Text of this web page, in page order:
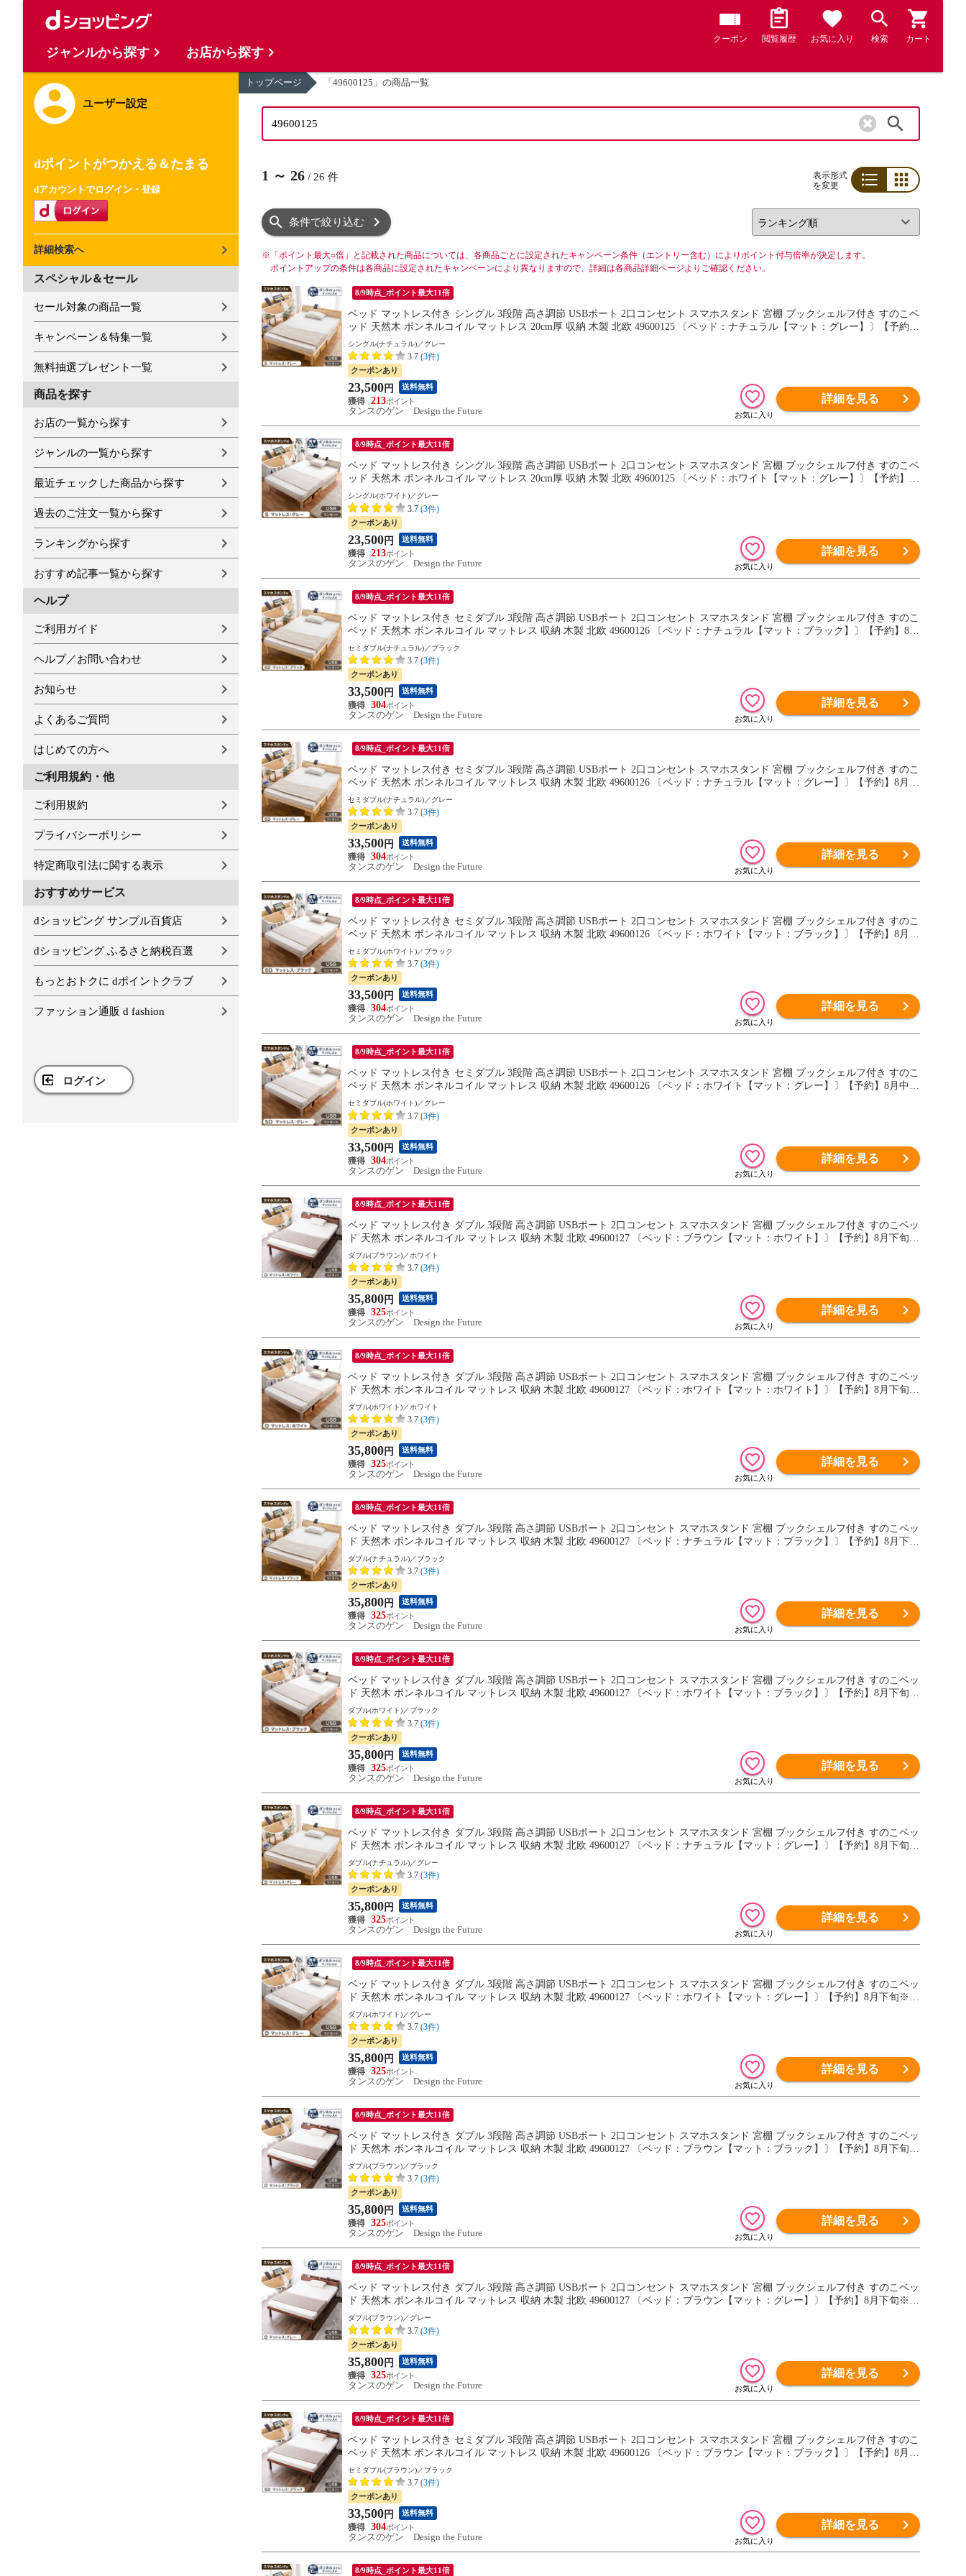
クーポン 閲覧履歴 お気に入り 検索 カート
ユーザー設定
dポイントがつかえる＆たまる
dアカウントでログイン・登録
詳細検索へ
スペシャル＆セール
セール対象の商品一覧
キャンペーン＆特集一覧
無料抽選プレゼント一覧
商品を探す
お店の一覧から探す
ジャンルの一覧から探す
最近チェックした商品から探す
過去のご注文一覧から探す
ランキングから探す
おすすめ記事一覧から探す
ヘルプ
ご利用ガイド
ヘルプ／お問い合わせ
お知らせ
よくあるご質問
はじめての方へ
ご利用規約・他
ご利用規約
プライバシーポリシー
特定商取引法に関する表示
おすすめサービス
dショッピング サンプル百貨店
dショッピング ふるさと納税百選
もっとおトクに dポイントクラブ
ファッション通販 d fashion
ログイン
トップページ 「49600125」の商品一覧
1 ～ 26 / 26 件
表示形式
を変更
条件で絞り込む
※ 「ポイント最大○倍」と記載された商品については、各商品ごとに設定されたキャンペーン条件（エントリー含む）によりポイント付与倍率が決定します。
ポイントアップの条件は各商品に設定されたキャンペーンにより異なりますので、詳細は各商品詳細ページよりご確認ください。
8/9時点_ポイント最大11倍
ベッド マットレス付き シングル 3段階 高さ調節 USBポート 2口コンセント スマホスタンド 宮棚 ブックシェルフ付き すのこベ
ッド 天然木 ボンネルコイル マットレス 20cm厚 収納 木製 北欧 49600125 〔ベッド：ナチュラル【マット：グレー】〕【予約】
9月中旬※9/20までに出荷予
シングル(ナチュラル)／グレー
3.7 (3件)
クーポンあり
23,500 円 送料無料
213
タンスのゲン Design the Future
詳細を見る
8/9時点_ポイント最大11倍
ベッド マットレス付き シングル 3段階 高さ調節 USBポート 2口コンセント スマホスタンド 宮棚 ブックシェルフ付き すのこベ
ッド 天然木 ボンネルコイル マットレス 20cm厚 収納 木製 北欧 49600125 〔ベッド：ホワイト【マット：グレー】〕【予約】9
月中旬※9/20までに出荷予定
シングル(ホワイト)／グレー
3.7 (3件)
クーポンあり
23,500 円 送料無料
213
タンスのゲン Design the Future
詳細を見る
8/9時点_ポイント最大11倍
ベッド マットレス付き セミダブル 3段階 高さ調節 USBポート 2口コンセント スマホスタンド 宮棚 ブックシェルフ付き すのこ
ベッド 天然木 ボンネルコイル マットレス 収納 木製 北欧 49600126 〔ベッド：ナチュラル【マット：ブラック】〕【予約】8月
中旬※8/20までに出荷予定
セミダブル(ナチュラル)／ブラック
3.7 (3件)
クーポンあり
33,500 円 送料無料
304
タンスのゲン Design the Future
詳細を見る
8/9時点_ポイント最大11倍
ベッド マットレス付き セミダブル 3段階 高さ調節 USBポート 2口コンセント スマホスタンド 宮棚 ブックシェルフ付き すのこ
ベッド 天然木 ボンネルコイル マットレス 収納 木製 北欧 49600126 〔ベッド：ナチュラル【マット：グレー】〕【予約】8月中
旬※8/20までに出荷予定
セミダブル(ナチュラル)／グレー
3.7 (3件)
クーポンあり
33,500 円 送料無料
304
タンスのゲン Design the Future
詳細を見る
8/9時点_ポイント最大11倍
ベッド マットレス付き セミダブル 3段階 高さ調節 USBポート 2口コンセント スマホスタンド 宮棚 ブックシェルフ付き すのこ
ベッド 天然木 ボンネルコイル マットレス 収納 木製 北欧 49600126 〔ベッド：ホワイト【マット：ブラック】〕【予約】8月中
旬※8/20までに出荷予定
セミダブル(ホワイト)／ブラック
3.7 (3件)
クーポンあり
33,500 円 送料無料
304
タンスのゲン Design the Future
詳細を見る
8/9時点_ポイント最大11倍
ベッド マットレス付き セミダブル 3段階 高さ調節 USBポート 2口コンセント スマホスタンド 宮棚 ブックシェルフ付き すのこ
ベッド 天然木 ボンネルコイル マットレス 収納 木製 北欧 49600126 〔ベッド：ホワイト【マット：グレー】〕【予約】8月中旬
※8/20までに出荷予定
セミダブル(ホワイト)／グレー
3.7 (3件)
クーポンあり
33,500 円 送料無料
304
タンスのゲン Design the Future
詳細を見る
8/9時点_ポイント最大11倍
ベッド マットレス付き ダブル 3段階 高さ調節 USBポート 2口コンセント スマホスタンド 宮棚 ブックシェルフ付き すのこベッ
ド 天然木 ボンネルコイル マットレス 収納 木製 北欧 49600127 〔ベッド：ブラウン【マット：ホワイト】〕【予約】8月下旬※
8/31までに出荷予定
ダブル(ブラウン)／ホワイト
3.7 (3件)
クーポンあり
35,800 円 送料無料
325
タンスのゲン Design the Future
詳細を見る
8/9時点_ポイント最大11倍
ベッド マットレス付き ダブル 3段階 高さ調節 USBポート 2口コンセント スマホスタンド 宮棚 ブックシェルフ付き すのこベッ
ド 天然木 ボンネルコイル マットレス 収納 木製 北欧 49600127 〔ベッド：ホワイト【マット：ホワイト】〕【予約】8月下旬※
8/31までに出荷予定
ダブル(ホワイト)／ホワイト
3.7 (3件)
クーポンあり
35,800 円 送料無料
325
タンスのゲン Design the Future
詳細を見る
8/9時点_ポイント最大11倍
ベッド マットレス付き ダブル 3段階 高さ調節 USBポート 2口コンセント スマホスタンド 宮棚 ブックシェルフ付き すのこベッ
ド 天然木 ボンネルコイル マットレス 収納 木製 北欧 49600127 〔ベッド：ナチュラル【マット：ブラック】〕【予約】8月下旬
※8/31までに出荷予定
ダブル(ナチュラル)／ブラック
3.7 (3件)
クーポンあり
35,800 円 送料無料
325
タンスのゲン Design the Future
詳細を見る
8/9時点_ポイント最大11倍
ベッド マットレス付き ダブル 3段階 高さ調節 USBポート 2口コンセント スマホスタンド 宮棚 ブックシェルフ付き すのこベッ
ド 天然木 ボンネルコイル マットレス 収納 木製 北欧 49600127 〔ベッド：ホワイト【マット：ブラック】〕【予約】8月下旬※
8/31までに出荷予定
ダブル(ホワイト)／ブラック
3.7 (3件)
クーポンあり
35,800 円 送料無料
325
タンスのゲン Design the Future
詳細を見る
8/9時点_ポイント最大11倍
ベッド マットレス付き ダブル 3段階 高さ調節 USBポート 2口コンセント スマホスタンド 宮棚 ブックシェルフ付き すのこベッ
ド 天然木 ボンネルコイル マットレス 収納 木製 北欧 49600127 〔ベッド：ナチュラル【マット：グレー】〕【予約】8月下旬※
8/31までに出荷予定
ダブル(ナチュラル)／グレー
3.7 (3件)
クーポンあり
35,800 円 送料無料
325
タンスのゲン Design the Future
詳細を見る
8/9時点_ポイント最大11倍
ベッド マットレス付き ダブル 3段階 高さ調節 USBポート 2口コンセント スマホスタンド 宮棚 ブックシェルフ付き すのこベッ
ド 天然木 ボンネルコイル マットレス 収納 木製 北欧 49600127 〔ベッド：ホワイト【マット：グレー】〕【予約】8月下旬※8/
31までに出荷予定
ダブル(ホワイト)／グレー
3.7 (3件)
クーポンあり
35,800 円 送料無料
325
タンスのゲン Design the Future
詳細を見る
8/9時点_ポイント最大11倍
ベッド マットレス付き ダブル 3段階 高さ調節 USBポート 2口コンセント スマホスタンド 宮棚 ブックシェルフ付き すのこベッ
ド 天然木 ボンネルコイル マットレス 収納 木製 北欧 49600127 〔ベッド：ブラウン【マット：ブラック】〕【予約】8月下旬※
8/31までに出荷予定
ダブル(ブラウン)／ブラック
3.7 (3件)
クーポンあり
35,800 円 送料無料
325
タンスのゲン Design the Future
詳細を見る
8/9時点_ポイント最大11倍
ベッド マットレス付き ダブル 3段階 高さ調節 USBポート 2口コンセント スマホスタンド 宮棚 ブックシェルフ付き すのこベッ
ド 天然木 ボンネルコイル マットレス 収納 木製 北欧 49600127 〔ベッド：ブラウン【マット：グレー】〕【予約】8月下旬※8/
31までに出荷予定
ダブル(ブラウン)／グレー
3.7 (3件)
クーポンあり
35,800 円 送料無料
325
タンスのゲン Design the Future
詳細を見る
8/9時点_ポイント最大11倍
ベッド マットレス付き セミダブル 3段階 高さ調節 USBポート 2口コンセント スマホスタンド 宮棚 ブックシェルフ付き すのこ
ベッド 天然木 ボンネルコイル マットレス 収納 木製 北欧 49600126 〔ベッド：ブラウン【マット：ブラック】〕【予約】8月中
旬※8/20までに出荷予定
セミダブル(ブラウン)／ブラック
3.7 (3件)
クーポンあり
33,500 円 送料無料
304
タンスのゲン Design the Future
詳細を見る
8/9時点_ポイント最大11倍
ジャンルから探す お店から探す